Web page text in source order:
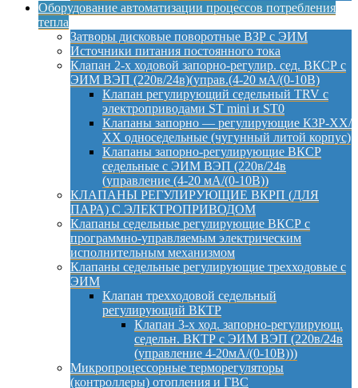
Оборудование автоматизации процессов потребления
тепла
Затворы дисковые поворотные ВЗР с ЭИМ
Источники питания постоянного тока
Клапан 2-х ходовой запорно-регулир. сед. ВКСР с
ЭИМ ВЭП (220в/24в)(управ.(4-20 мА/(0-10В)
Клапан регулирующий седельный TRV с
электроприводами ST mini и ST0
Клапаны запорно — регулирующие КЗР-ХХ/
ХХ односедельные (чугунный литой корпус)
Клапаны запорно-регулирующие ВКСР
седельные с ЭИМ ВЭП (220в/24в
(управление (4-20 мА/(0-10В))
КЛАПАНЫ РЕГУЛИРУЮЩИЕ ВКРП (ДЛЯ
ПАРА) С ЭЛЕКТРОПРИВОДОМ
Клапаны седельные регулирующие ВКСР с
программно-управляемым электрическим
исполнительным механизмом
Клапаны седельные регулирующие трехходовые с
ЭИМ
Клапан трехходовой седельный
регулирующий ВКТР
Клапан 3-х ход. запорно-регулирующ.
седельн. ВКТР с ЭИМ ВЭП (220в/24в
(управление 4-20мА/(0-10В)))
Микропроцессорные терморегуляторы
(контроллеры) отопления и ГВС